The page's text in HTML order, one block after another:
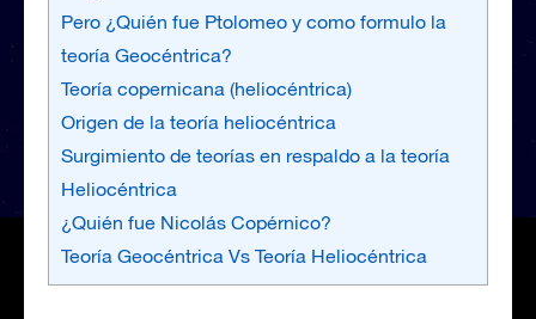
Pero ¿Quién fue Ptolomeo y como formulo la
teoría Geocéntrica?
Teoría copernicana (heliocéntrica)
Origen de la teoría heliocéntrica
Surgimiento de teorías en respaldo a la teoría
Heliocéntrica
¿Quién fue Nicolás Copérnico?
Teoría Geocéntrica Vs Teoría Heliocéntrica